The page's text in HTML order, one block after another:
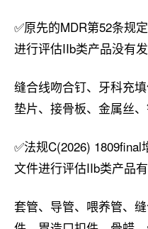
✅原先的MDR第52条规
进行评估IIb类产品没有发
缝合线吻合钉、牙科充
垫片、接骨板、金属丝
✅法规C(2026)
文件进行评估IIb类产品有
套管、导管、喂养管、